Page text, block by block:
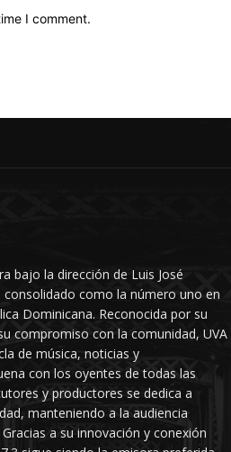
I comment.
bajo la dirección de Luis José
consolidado como la número uno en
Dominicana. Reconocida por su
compromiso con la comunidad, UVA
de música, noticias y
con los oyentes de todas las
y productores se dedica a
manteniendo a la audiencia
a su innovación y conexión